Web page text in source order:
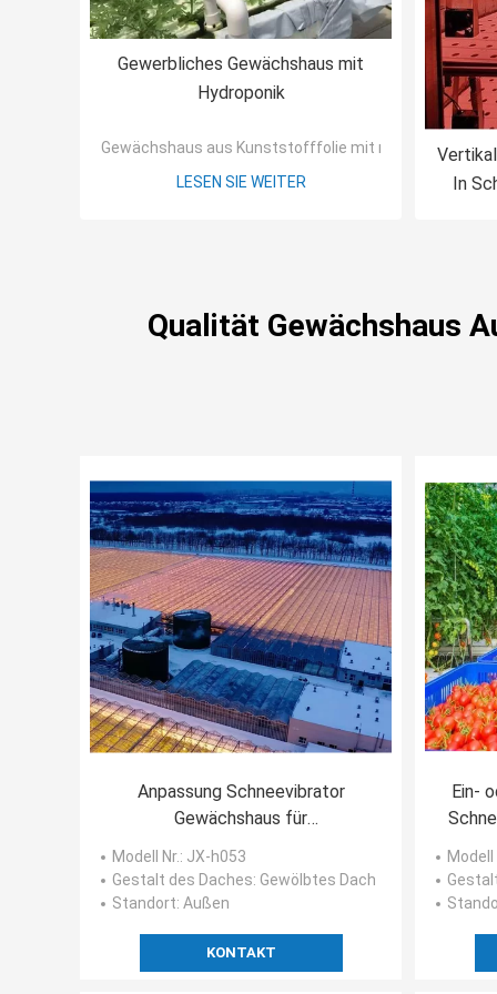
Gewerbliches Gewächshaus mit
Hydroponik
Gewächshaus aus Kunststofffolie mit mehreren
LESEN SIE WEITER
In
Qualität Gewächshaus
Anpassung Schneevibrator
Gewächshaus für
Tomatenpflanzen Anfrage Ihre
Anpassung
Modell Nr.: JX-h053
Gestalt des Daches: Gewölbtes Dach
Standort: Außen
KONTAKT
Ein-
Modell